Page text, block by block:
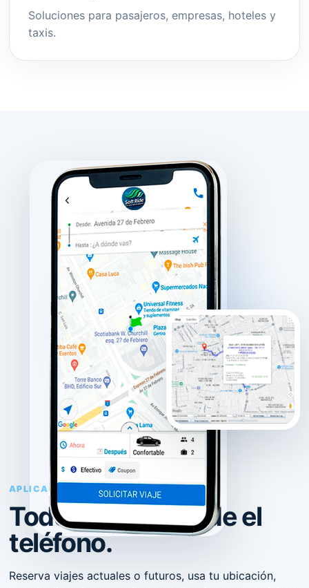
Soluciones para pasajeros, empresas, hoteles y
taxis.
APLICACIÓN MÓVIL
Todo tu viaje desde el
teléfono.
Reserva viajes actuales o futuros, usa tu ubicación,